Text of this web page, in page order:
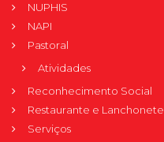
NUPHIS
NAPI
Pastoral
Atividades
Reconhecimento Social
Restaurante e Lanchonete
Serviços